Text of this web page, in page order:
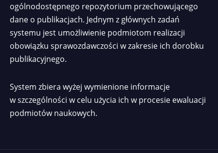
ogólnodostępnego repozytorium przechowującego
dane o publikacjach. Jednym z głównych zadań
systemu jest umożliwienie podmiotom realizacji
obowiązku sprawozdawczości w zakresie ich dorobku
publikacyjnego.
System zbiera wyżej wymienione informacje
w szczególności w celu użycia ich w procesie ewaluacji
podmiotów naukowych.